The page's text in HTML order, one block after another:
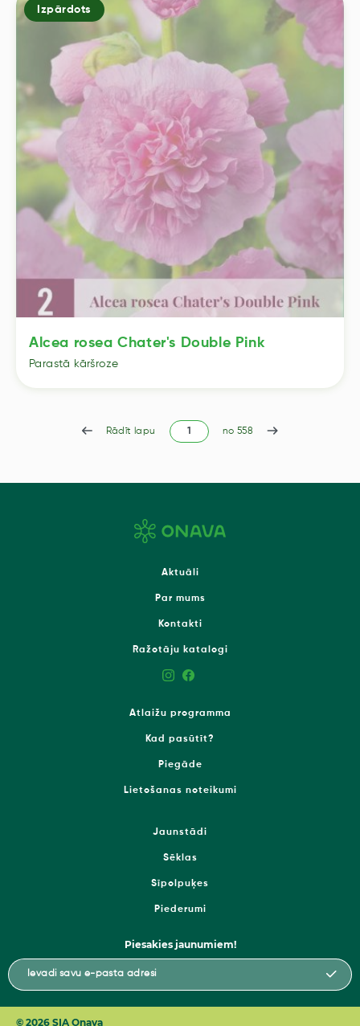
Alcea rosea Chater's Double Pink
Parastā kāršroze
Rādīt lapu no 558
Aktuāli
Par mums
Kontakti
Ražotāju katalogi
Atlaižu programma
Kad pasūtīt?
Piegāde
Lietošanas noteikumi
Jaunstādi
Sēklas
Sīpolpuķes
Piederumi
Piesakies jaunumiem!
© 2026 SIA Onava